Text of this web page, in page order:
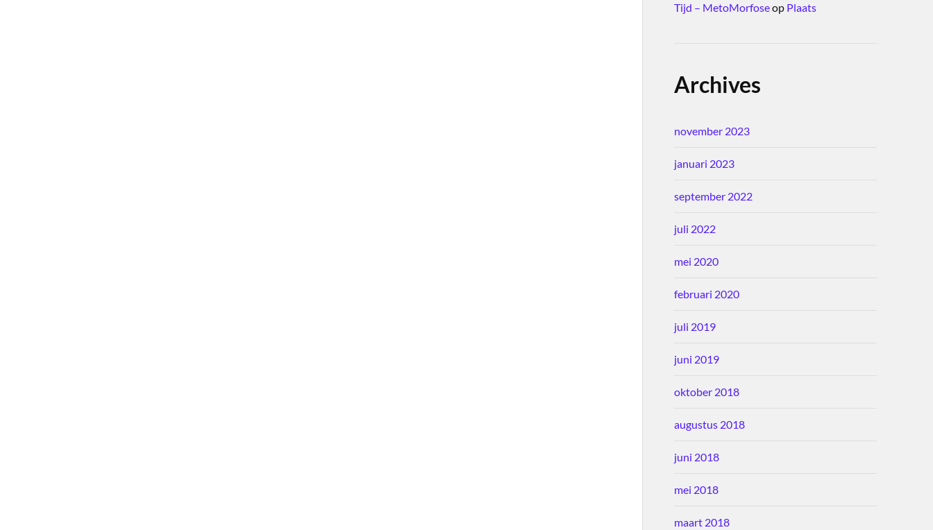
Tijd – MetoMorfoseop Plaats
Archives
november 2023
januari 2023
september 2022
juli 2022
mei 2020
februari 2020
juli 2019
juni 2019
oktober 2018
augustus 2018
juni 2018
mei 2018
maart 2018